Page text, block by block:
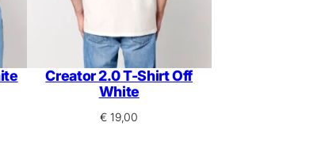
Creator 2.0 T-Shirt Off
White
€ 19,00